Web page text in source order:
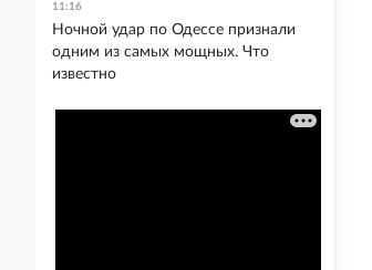
11:16
Ночной удар по Одессе признали
одним из самых мощных. Что
известно